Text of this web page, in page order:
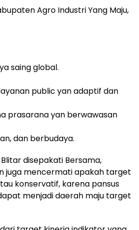
Agro Industri Yang Maju,
saing global.
public yan adaptif dan
prasarana yan berwawasan
dan berbudaya.
disepakati Bersama,
juga mencermati apakah target
konservatif, karena pansus
menjadi daerah maju target